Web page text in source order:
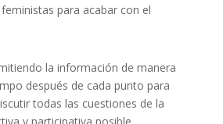
para acabar con el
la información de manera
después de cada punto para
todas las cuestiones de la